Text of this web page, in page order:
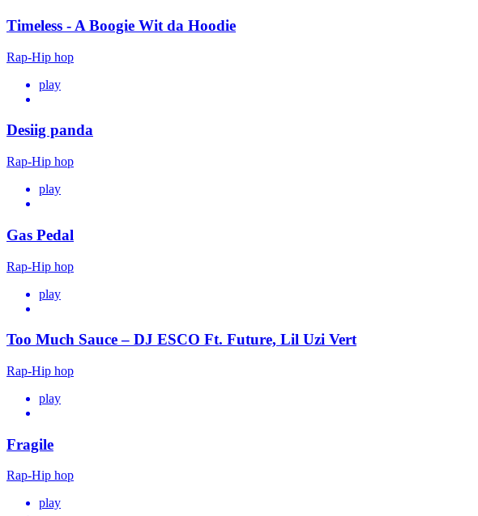
Timeless - A Boogie Wit da Hoodie
Rap-Hip hop
play
Desiig panda
Rap-Hip hop
play
Gas Pedal
Rap-Hip hop
play
Too Much Sauce – DJ ESCO Ft. Future, Lil Uzi Vert
Rap-Hip hop
play
Fragile
Rap-Hip hop
play